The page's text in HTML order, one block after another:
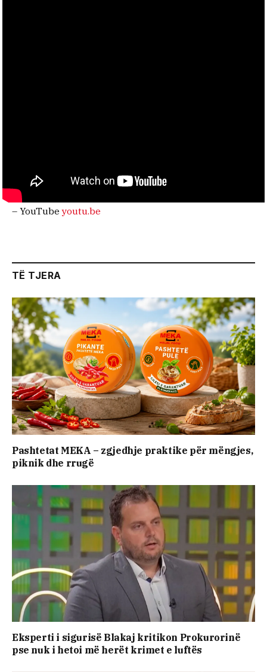
– YouTube youtu.be
TË TJERA
Pashtetat MEKA – zgjedhje praktike për mëngjes,
piknik dhe rrugë
Eksperti i sigurisë Blakaj kritikon Prokurorinë
pse nuk i hetoi më herët krimet e luftës